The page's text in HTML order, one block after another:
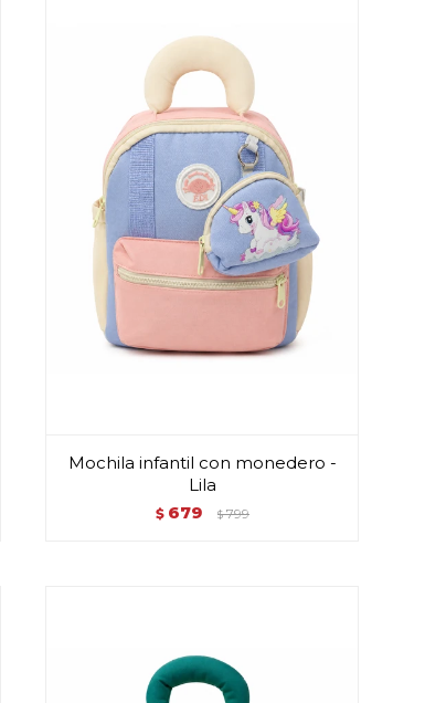
Mochila infantil con monedero -
Lila
$ 679 $ 799